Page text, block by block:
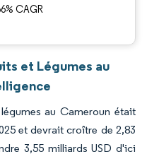
CAGR
et Légumes au
au Cameroun était
et devrait croître de 2,83
3,55 milliards USD d'ici